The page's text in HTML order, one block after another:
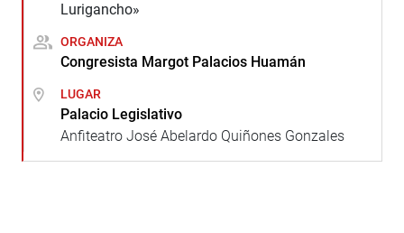
Lurigancho»
ORGANIZA
Congresista Margot Palacios Huamán
LUGAR
Palacio Legislativo
Anfiteatro José Abelardo Quiñones Gonzales